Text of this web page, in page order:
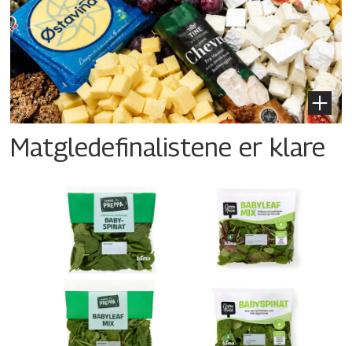
Matgledefinalistene er klare